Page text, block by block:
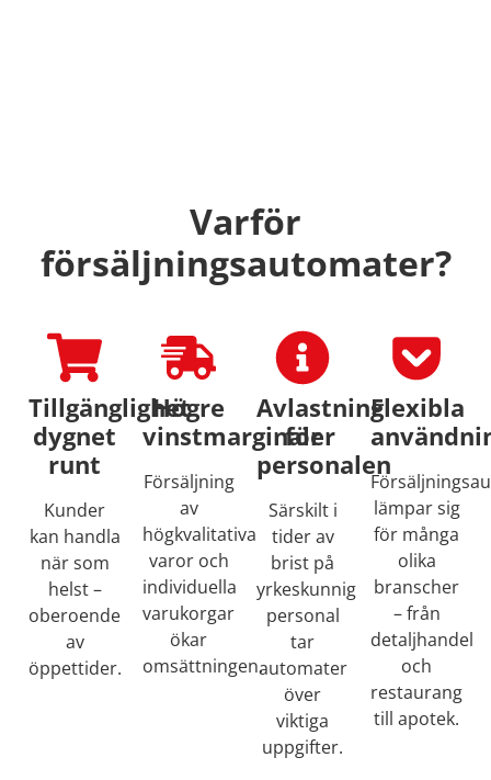
Varför
försäljningsautomater?
Tillgänglighet
dygnet
runt
Kunder
kan handla
när som
helst –
oberoende
av
öppettider.
Högre
vinstmarginaler
Försäljning
av
högkvalitativa
varor och
individuella
varukorgar
ökar
omsättningen.
Avlastning
för
personalen
Särskilt i
tider av
brist på
yrkeskunnig
personal
tar
automater
över
viktiga
uppgifter.
Flexibla
lämpar sig
för många
olika
branscher
– från
detaljhandel
och
restaurang
till apotek.